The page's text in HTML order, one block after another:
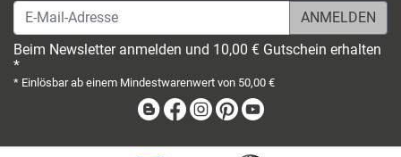
E-Mail-Adresse
Beim Newsletter anmelden und 10,00 € Gutschein erhalten
*
* Einlösbar ab einem Mindestwarenwert von 50,00 €
BlogFacebook
Instagram
Pinterest